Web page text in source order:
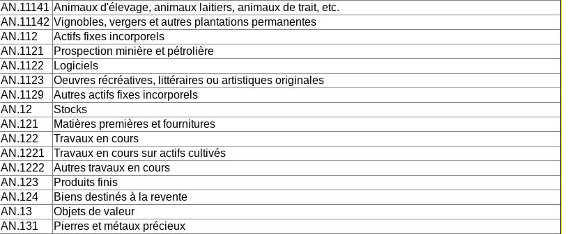
AN.11141 Animaux d'élevage, animaux laitiers, animaux de trait, etc.
AN.11142 Vignobles, vergers et autres plantations permanentes
AN.112
Actifs fixes incorporels
AN.1121
Prospection minière et pétrolière
AN.1122
Logiciels
AN.1123
Oeuvres récréatives, littéraires ou artistiques originales
AN.1129
Autres actifs fixes incorporels
AN.12
Stocks
AN.121
Matières premières et fournitures
AN.122
Travaux en cours
AN.1221
Travaux en cours sur actifs cultivés
AN.1222
Autres travaux en cours
AN.123
Produits finis
AN.124
Biens destinés à la revente
AN.13
Objets de valeur
AN.131
Pierres et métaux précieux